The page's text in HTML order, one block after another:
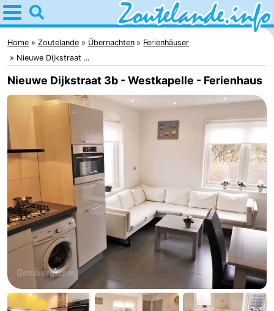
Home
Zoutelande
Tipps
Für
kindern
Webcam
Webcam
Langstraat
Webcam
Strand
Übernachten
Appartements
Aparthotel
-
Home Zoutelande Übernachten
Ferienhäuser
Nieuwe Dijkstraat ...
Nieuwe Dijkstraat 3b - Westkapelle - Ferienhaus